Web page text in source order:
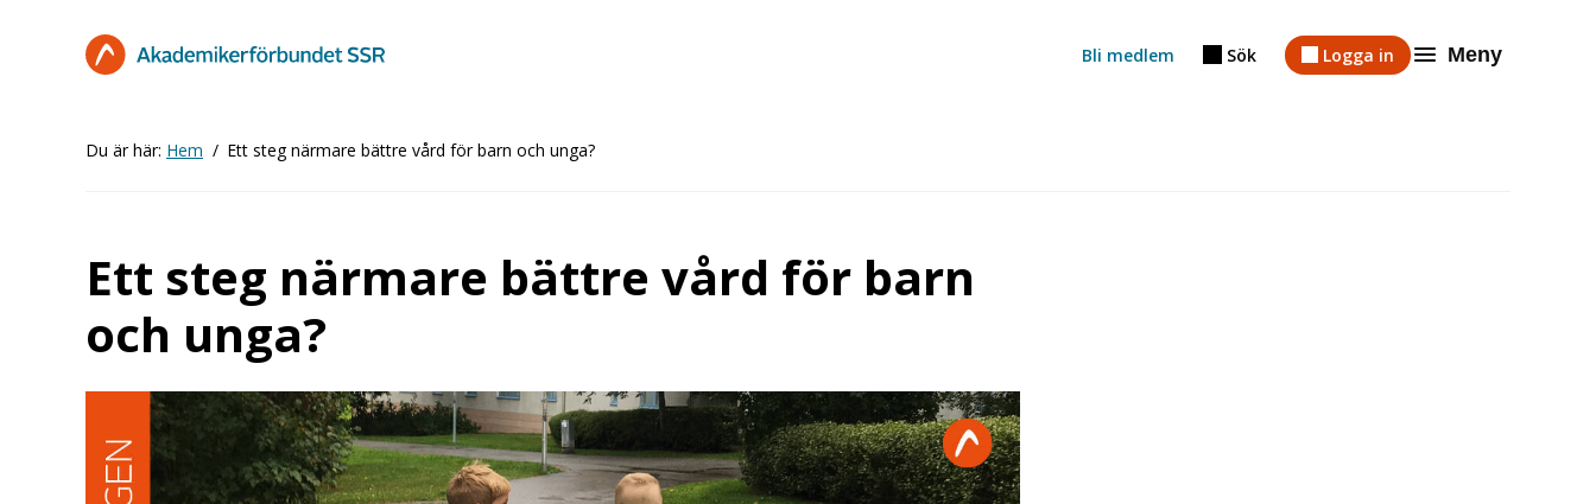
Bli medlem Sök Logga in Meny
Du är här: Hem Ett steg närmare bättre vård för barn och unga?
Ett steg närmare bättre vård för barn
och unga?